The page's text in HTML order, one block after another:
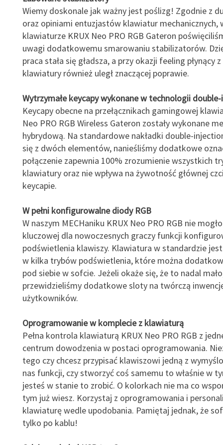
Wiemy doskonale jak ważny jest poślizg! Zgodnie z
oraz opiniami entuzjastów klawiatur mechanicznych,
klawiaturze KRUX Neo PRO RGB Gateron
uwagi dodatkowemu smarowaniu stabilizatorów.
praca stała się gładsza, a przy okazji feeling płynący
klawiatury również uległ znaczącej poprawie.
Wytrzymałe keycapy wykonane w technologii
Keycapy obecne na przełącznikach gamingowej
Neo PRO RGB Wireless Gateron zostały wykonane
hybrydową. Na standardowe nakładki double-
się z dwóch elementów, nanieśliśmy dodatkowe
połączenie zapewnia 100% zrozumienie wszystkich
klawiatury oraz nie wpływa na żywotność głównej
keycapie.
W pełni konfigurowalne diody RGB
W naszym MECHaniku KRUX Neo PRO RGB nie
kluczowej dla nowoczesnych graczy funkcji
podświetlenia klawiszy. Klawiatura w standardzie
w kilka trybów podświetlenia, które można
pod siebie w sofcie. Jeżeli okaże się, że to nadal
przewidzieliśmy dodatkowe sloty na twórczą
użytkowników.
Oprogramowanie w komplecie z klawiaturą
Pełna kontrola klawiaturą KRUX Neo PRO RGB z
centrum dowodzenia w postaci oprogramowania.
tego czy chcesz przypisać klawiszowi jedną z
nas funkcji, czy stworzyć coś samemu to właśnie w
jesteś w stanie to zrobić. O kolorkach nie ma co
tym już wiesz. Korzystaj z oprogramowania i
klawiaturę wedle upodobania. Pamiętaj jednak, że
tylko po kablu!